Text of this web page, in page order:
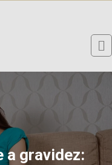
a gravidez: